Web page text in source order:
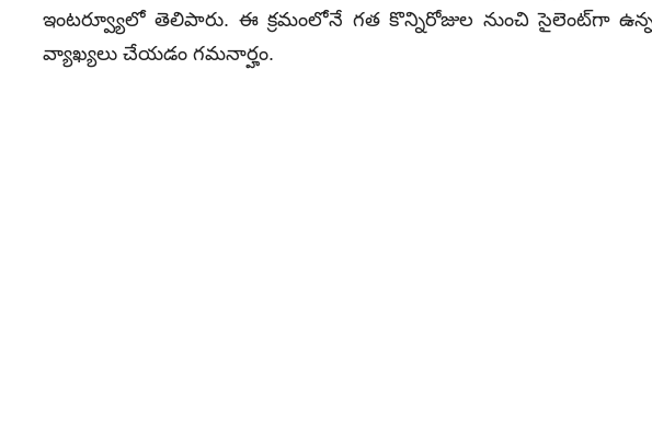
ఇంటర్వ్యూలో తెలిపారు. ఈ క్రమంలోనే గత కొన్నిరోజుల నుంచి సైలెంట్‌గా ఉన్న
వ్యాఖ్యలు చేయడం గమనార్హం.